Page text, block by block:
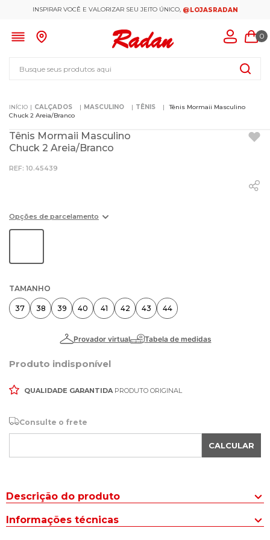
INSPIRAR VOCÊ E VALORIZAR SEU JEITO ÚNICO, @LOJASRADAN
0
CALÇADOS MASCULINO TÊNIS
Tênis Mormaii Masculino
Chuck 2 Areia/Branco
Tênis Mormaii Masculino
Chuck 2 Areia/Branco
: 10.45439
Opções de parcelamento
TAMANHO
37 38 39 40 41 42 43 44
Produto indisponível
QUALIDADE GARANTIDAPRODUTO ORIGINAL
Consulte o frete
CALCULAR
Descrição do produto
O Tênis Masculino Mormaii Chuck 2 Areia/Branco é um sucesso na
coleção Mormaii e se diferencia pela combinação de materiais
Informações técnicas